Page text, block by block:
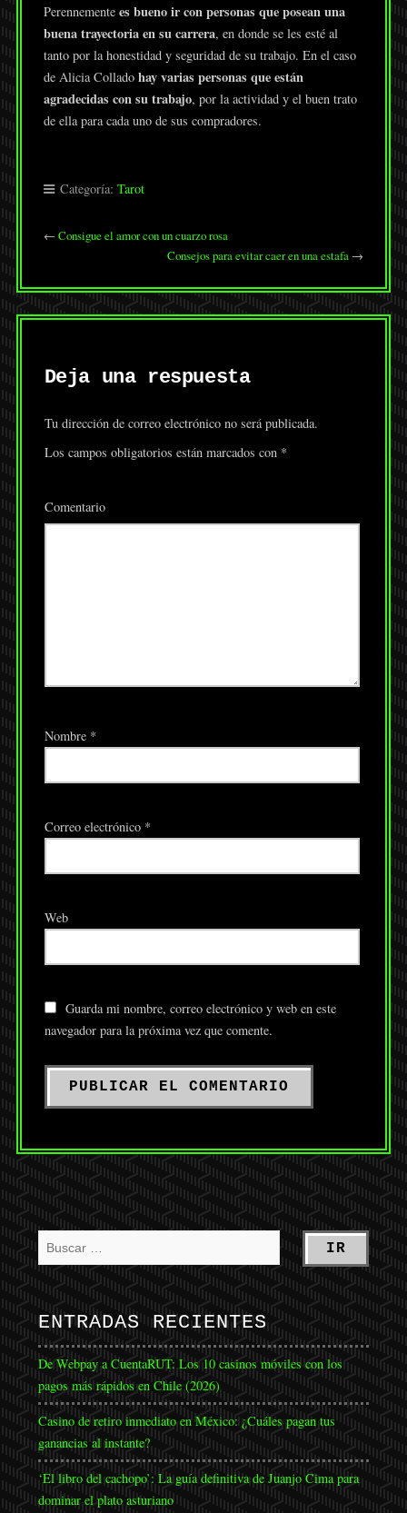
Perennemente es bueno ir con personas que posean una
buena trayectoria en su carrera, en donde se les esté al
tanto por la honestidad y seguridad de su trabajo. En el caso
de Alicia Collado hay varias personas que están
agradecidas con su trabajo, por la actividad y el buen trato
de ella para cada uno de sus compradores.
Categoría: Tarot
← Consigue el amor con un cuarzo rosa
Consejos para evitar caer en una estafa →
Deja una respuesta
Tu dirección de correo electrónico no será publicada.
Los campos obligatorios están marcados con *
Comentario
Nombre *
Correo electrónico *
Web
Guarda mi nombre, correo electrónico y web en este
navegador para la próxima vez que comente.
ENTRADAS RECIENTES
De Webpay a CuentaRUT: Los 10 casinos móviles con los
pagos más rápidos en Chile (2026)
Casino de retiro inmediato en México: ¿Cuáles pagan tus
ganancias al instante?
‘El libro del cachopo’: La guía definitiva de Juanjo Cima para
dominar el plato asturiano